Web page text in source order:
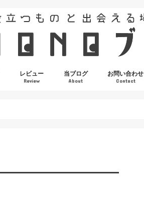
レビュー
Review
当ブログ
About
お問い合わせ
Contact